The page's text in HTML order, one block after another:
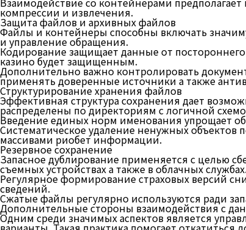
компрессии и извлечения.
Защита файлов и архивных файлов
Файлы и контейнеры способны включать
и управление обращения.
Кодирование защищает данные от
казино будет защищенным.
Дополнительно важно контролировать
применять доверенные источники а также
Структурирование хранения файлов
Эффективная структура сохранения дает
распределены по директориям с логичной
Введение единых норм именования упрощает
Систематическое удаление ненужных объектов
массивами риобет информации.
Резервное сохранение
Запасное дублирование применяется с целью
съемных устройствах а также в облачных
Регулярное формирование страховых версий
сведений.
Сжатые файлы регулярно используются ради
Дополнительные стороны взаимодействия с
Одним среди значимых аспектов является